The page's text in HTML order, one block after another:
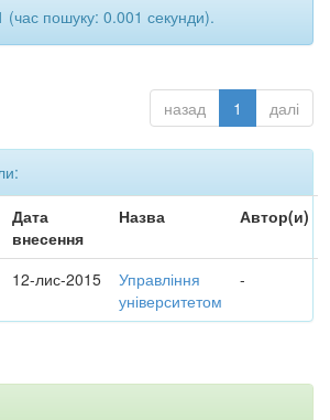
(час пошуку: 0.001 секунди).
назад 1 далі
Дата
внесення
Назва Автор(и)
12-лис-2015
Управління
університетом
-